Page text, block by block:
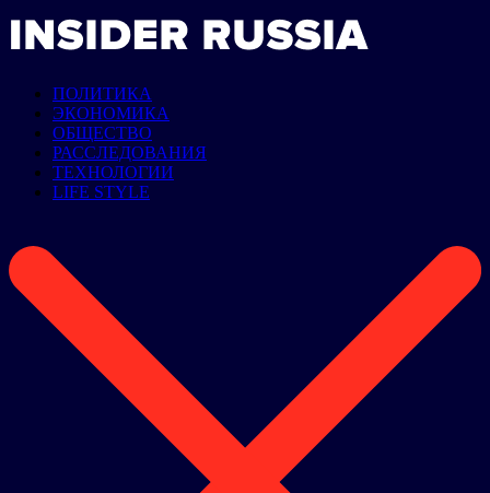
ПОЛИТИКА
ЭКОНОМИКА
ОБЩЕСТВО
РАССЛЕДОВАНИЯ
ТЕХНОЛОГИИ
LIFE STYLE